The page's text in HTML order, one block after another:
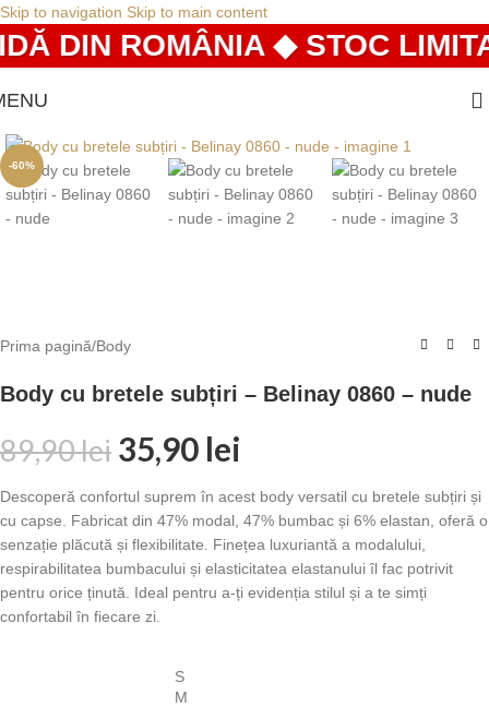
Skip to navigation Skip to main content
DIN ROMÂNIA ◆ STOC
-60%
Prima pagină/Body
Body cu bretele subțiri – Belinay 0860 – nude
89,90lei 35,90 lei
Descoperă confortul suprem în acest body versatil cu bretele subțiri și
cu capse. Fabricat din 47% modal, 47% bumbac și 6% elastan, oferă o
senzație plăcută și flexibilitate. Finețea luxuriantă a modalului,
respirabilitatea bumbacului și elasticitatea elastanului îl fac potrivit
pentru orice ținută. Ideal pentru a-ți evidenția stilul și a te simți
confortabil în fiecare zi.
S
M